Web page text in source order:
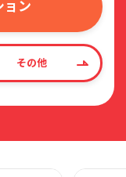
ョン
その他